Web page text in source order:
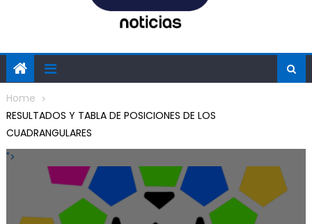
Home
RESULTADOS Y TABLA DE POSICIONES DE LOS
CUADRANGULARES
">